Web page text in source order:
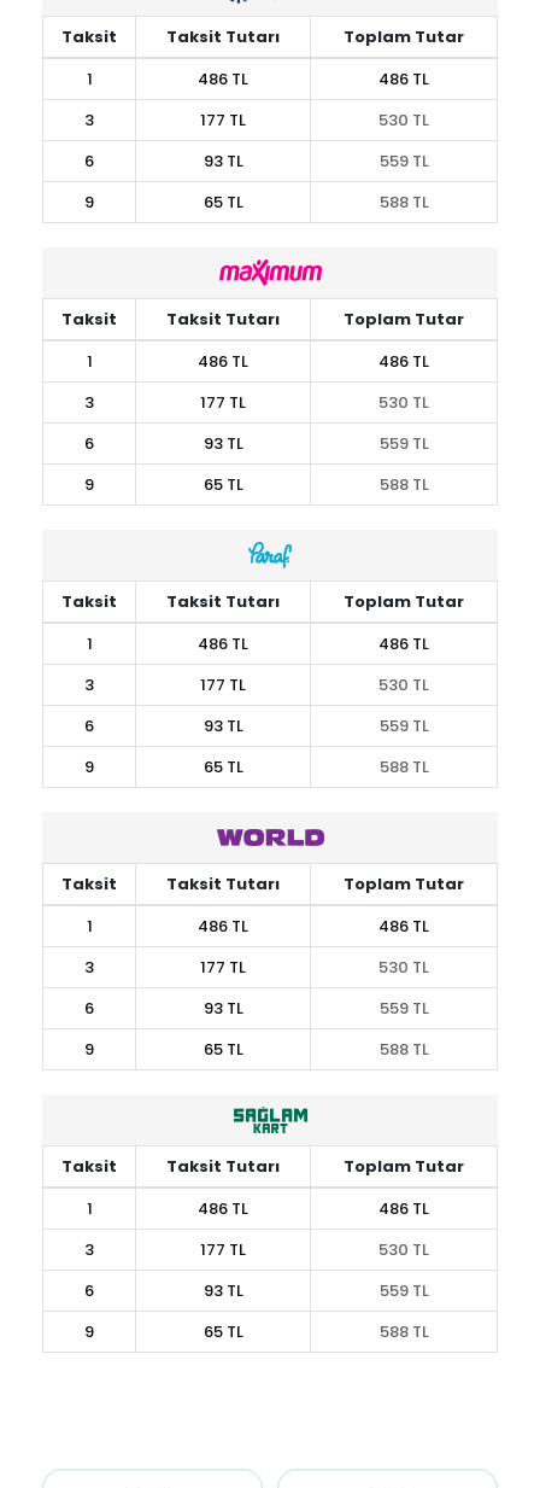
Taksit Taksit Tutarı
Toplam Tutar
1
486 TL
486 TL
3
177 TL
530 TL
6
93 TL
559 TL
9
65 TL 588 TL
Taksit Taksit Tutarı
Toplam Tutar
1
486 TL
486 TL
3
177 TL
530 TL
6
93 TL
559 TL
9
65 TL 588 TL
Taksit Taksit Tutarı
Toplam Tutar
1
486 TL
486 TL
3
177 TL
530 TL
6
93 TL
559 TL
9
65 TL 588 TL
Taksit Taksit Tutarı
Toplam Tutar
1
486 TL
486 TL
3
177 TL
530 TL
6
93 TL
559 TL
9
65 TL 588 TL
Taksit Taksit Tutarı
Toplam Tutar
1
486 TL
486 TL
3
177 TL
530 TL
6
93 TL
559 TL
9
65 TL 588 TL